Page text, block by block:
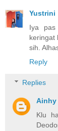
Yustrini
Iya pas
keringat
sih.
Reply
Replies
Ainhy
Klu